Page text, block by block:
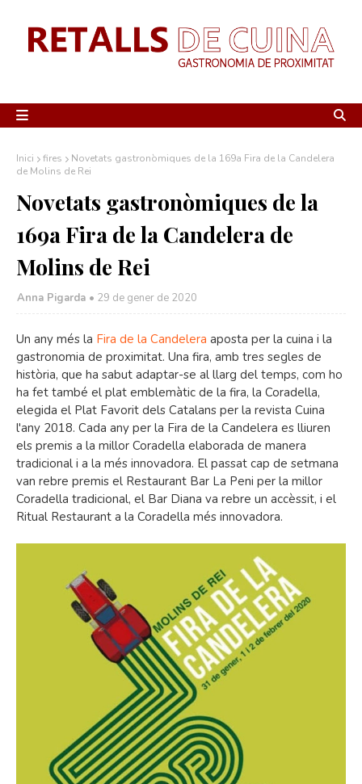
Inici fires
Novetats gastronòmiques de la 169a Fira de la Candelera
de Molins de Rei
Novetats gastronòmiques de la
169a Fira de la Candelera de
Molins de Rei
Anna Pigarda • 29 de gener de 2020
Un any més la Fira de la Candelera aposta per la cuina i la
gastronomia de proximitat. Una fira, amb tres segles de
història, que ha sabut adaptar-se al llarg del temps, com ho
ha fet també el plat emblemàtic de la fira, la Coradella,
elegida el Plat Favorit dels Catalans per la revista Cuina
l'any 2018. Cada any per la Fira de la Candelera es lliuren
els premis a la millor Coradella elaborada de manera
tradicional i a la més innovadora. El passat cap de setmana
van rebre premis el Restaurant Bar La Peni per la millor
Coradella tradicional, el Bar Diana va rebre un accèssit, i el
Ritual Restaurant a la Coradella més innovadora.